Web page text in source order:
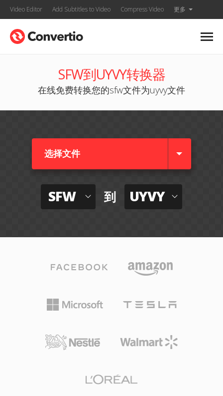
Video Editor Add Subtitles to Video Compress Video 更多
SFW到UYVY转换器
在线免费转换您的sfw文件为uyvy文件
选择文件
SFW 到 UYVY